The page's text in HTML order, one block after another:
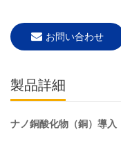
お問い合わせ
製品詳細
ナノ銅酸化物（銅）導入